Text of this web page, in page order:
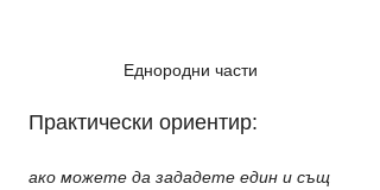
Еднородни части
Практически ориентир:
ако можете да зададете един и същ